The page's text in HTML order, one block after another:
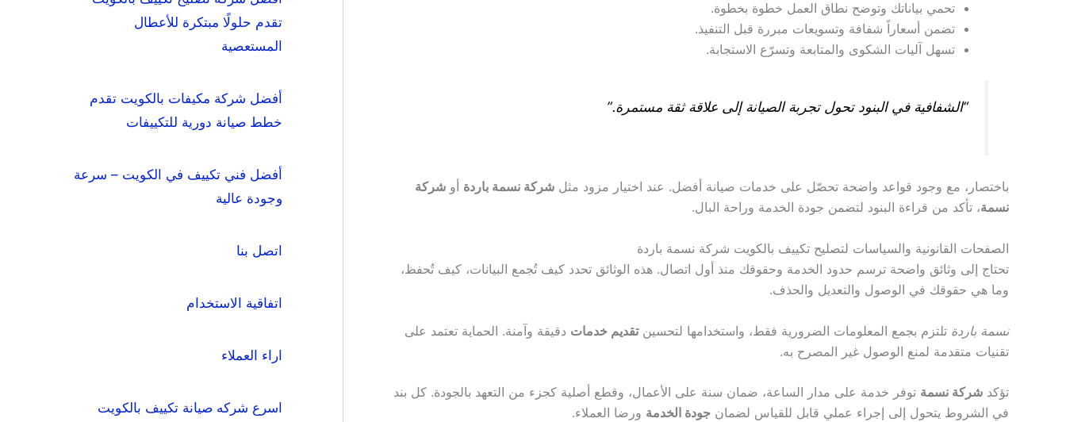
تحمي بياناتك وتوضح نطاق العمل خطوة بخطوة.
تضمن أسعاراً شفافة وتسويعات مبررة قبل التنفيذ.
تسهل آليات الشكوى والمتابعة وتسرّع الاستجابة.
“الشفافية في البنود تحول تجربة الصيانة إلى علاقة ثقة مستمرة.”
باختصار، مع وجود قواعد واضحة تحصّل على خدمات صيانة أفضل. عند اختيار مزود مثل شركة نسمة باردة أو شركة
نسمة، تأكد من قراءة البنود لتضمن جودة الخدمة وراحة البال.
الصفحات القانونية والسياسات لتصليح تكييف بالكويت شركة نسمة باردة
تحتاج إلى وثائق واضحة ترسم حدود الخدمة وحقوقك منذ أول اتصال. هذه الوثائق تحدد كيف تُجمع البيانات، كيف تُحفظ،
وما هي حقوقك في الوصول والتعديل والحذف.
نسمة باردة تلتزم بجمع المعلومات الضرورية فقط، واستخدامها لتحسينتقديم خدمات دقيقة وآمنة. الحماية تعتمد على
تقنيات متقدمة لمنع الوصول غير المصرح به.
تؤكد شركة نسمة توفر خدمة على مدار الساعة، ضمان سنة على الأعمال، وقطع أصلية كجزء من التعهد بالجودة. كل بند
في الشروط يتحول إلى إجراء عملي قابل للقياس لضمان جودة الخدمة ورضا العملاء.
تقدم حلولًا مبتكرة للأعطال
المستعصية
أفضل شركة مكيفات بالكويت تقدم
خطط صيانة دورية للتكييفات
أفضل فني تكييف في الكويت – سرعة
وجودة عالية
اتصل بنا
اتفاقية الاستخدام
اراء العملاء
اسرع شركه صيانة تكييف بالكويت